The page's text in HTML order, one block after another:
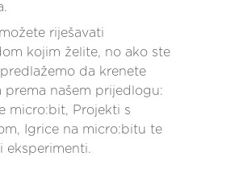
možete riješavati
kojim želite, no ako ste
da krenete
prema našem prijedlogu:
micro:bit, Projekti s
Igrice na micro:bitu te
eksperimenti.